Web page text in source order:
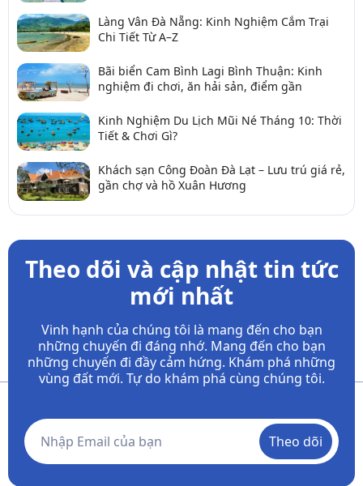
Làng Vân Đà Nẵng: Kinh Nghiệm Cắm Trại
Chi Tiết Từ A–Z
Bãi biển Cam Bình Lagi Bình Thuận: Kinh
nghiệm đi chơi, ăn hải sản, điểm gần
Kinh Nghiệm Du Lịch Mũi Né Tháng 10: Thời
Tiết & Chơi Gì?
Khách sạn Công Đoàn Đà Lạt – Lưu trú giá rẻ,
gần chợ và hồ Xuân Hương
Theo dõi và cập nhật tin tức
mới nhất
Vinh hạnh của chúng tôi là mang đến cho bạn
những chuyến đi đáng nhớ. Mang đến cho bạn
những chuyến đi đầy cảm hứng. Khám phá những
vùng đất mới. Tự do khám phá cùng chúng tôi.
Theo dõi